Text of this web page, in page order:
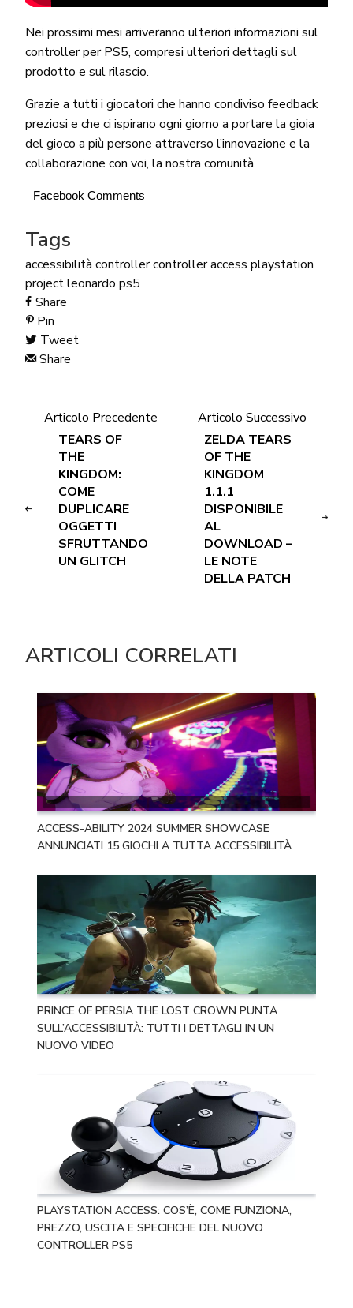
Nei prossimi mesi arriveranno ulteriori informazioni sul
controller per PS5, compresi ulteriori dettagli sul
prodotto e sul rilascio.
Grazie a tutti i giocatori che hanno condiviso feedback
preziosi e che ci ispirano ogni giorno a portare la gioia
del gioco a più persone attraverso l’innovazione e la
collaborazione con voi, la nostra comunità.
Facebook Comments
Tags
accessibilità controllercontroller access playstation
project leonardo ps5
Share
Pin
Tweet
Share
Articolo Precedente
TEARS OF
THE
KINGDOM:
COME
DUPLICARE
OGGETTI
SFRUTTANDO
UN GLITCH
Articolo Successivo
ZELDA TEARS
OF THE
KINGDOM
1.1.1
DISPONIBILE
AL
DOWNLOAD –
LE NOTE
DELLA PATCH
ARTICOLI CORRELATI
ACCESS-ABILITY 2024 SUMMER SHOWCASE
ANNUNCIATI 15 GIOCHI A TUTTA ACCESSIBILITÀ
PRINCE OF PERSIA THE LOST CROWN PUNTA
SULL’ACCESSIBILITÀ: TUTTI I DETTAGLI IN UN
NUOVO VIDEO
PLAYSTATION ACCESS: COS’È, COME FUNZIONA,
PREZZO, USCITA E SPECIFICHE DEL NUOVO
CONTROLLER PS5